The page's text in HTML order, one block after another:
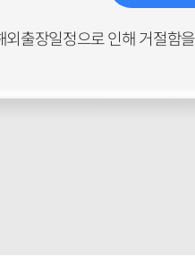
출장일정으로 인해 거절함